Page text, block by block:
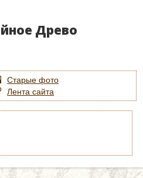
Древо
Старые фото
Лента сайта